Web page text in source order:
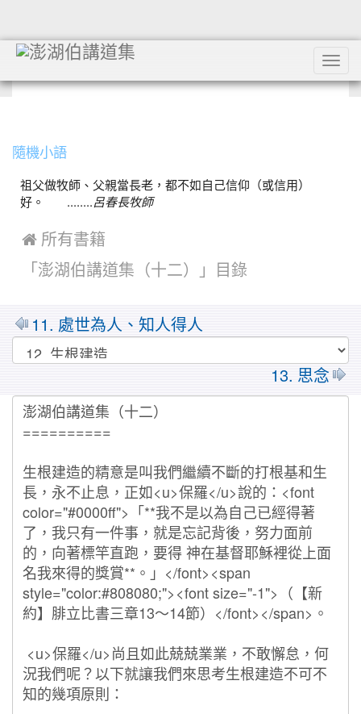
隨機小語
祖父做牧師、父親當長老，都不如自己信仰（或信用）
好。 ........呂春長牧師
 所有書籍
「澎湖伯講道集（十二）」目錄
MarkDown
11. 處世為人、知人得人
13. 思念